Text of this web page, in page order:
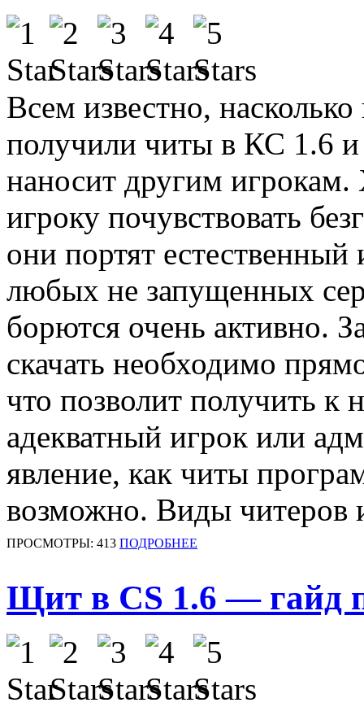
Всем известно,
получили читы в КС 1.6 и
наносит другим
игроку почувствовать
они портят
любых не запущенных
борются очень активно.
скачать необходимо
что позволит получить
адекватный игрок или
явление, как читы
возможно. Виды читеров
ПРОСМОТРЫ: 413 ПОДРОБНЕЕ
Щит в CS 1.6 — гайд